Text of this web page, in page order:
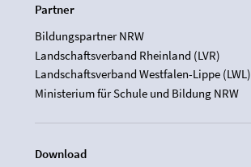
Partner
Bildungspartner NRW
Landschaftsverband Rheinland (LVR)
Landschaftsverband Westfalen-Lippe (LWL)
Ministerium für Schule und Bildung NRW
Download